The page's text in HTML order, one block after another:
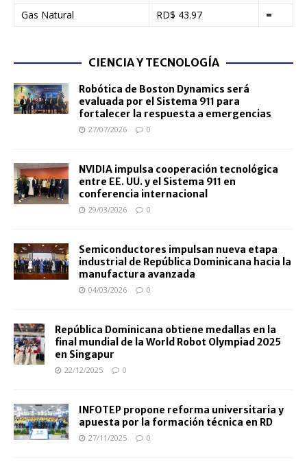
Gas Natural
RD$ 43.97 =
CIENCIA Y TECNOLOGÍA
Robótica de Boston Dynamics será
evaluada por el Sistema 911 para
fortalecer la respuesta a emergencias
27/07/2026 0
NVIDIA impulsa cooperación tecnológica
entre EE. UU. y el Sistema 911 en
conferencia internacional
29/03/2026 0
Semiconductores impulsan nueva etapa
industrial de República Dominicana hacia la
manufactura avanzada
04/03/2026 0
República Dominicana obtiene medallas en la
final mundial de la World Robot Olympiad 2025
en Singapur
22/12/2025 0
INFOTEP propone reforma universitaria y
apuesta por la formación técnica en RD
27/11/2025 0